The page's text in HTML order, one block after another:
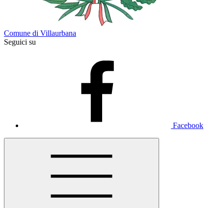
Comune di Villaurbana
Seguici su
Facebook